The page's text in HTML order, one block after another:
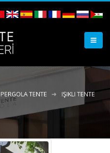
PERGOLA TENTE IŞIKLI TENTE